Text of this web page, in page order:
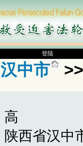
登陆
汉中市
高
陕西省汉中